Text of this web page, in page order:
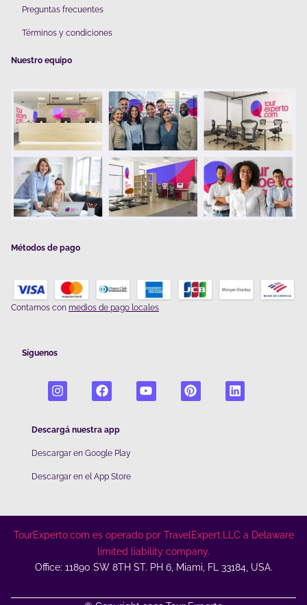
Preguntas frecuentes
Términos y condiciones
Nuestro equipo
Métodos de pago
Contamos con medios de pago locales
Síguenos
Descargá nuestra app
Descargar en Google Play
Descargar en el App Store
TourExperto.com es operado por TravelExpert.LLC a Delaware
limited liability company.
Office: 11890 SW 8TH ST. PH 6, Miami, FL 33184, USA.